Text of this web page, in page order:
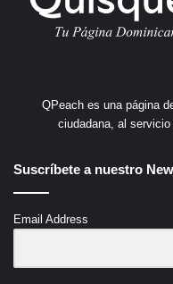
QPeach es una página
ciudadana, al
Suscríbete a nuestro
Email Address